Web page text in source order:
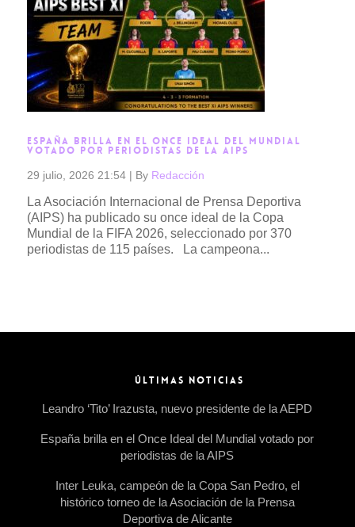
ESPAÑA BRILLA EN EL ONCE IDEAL DEL MUNDIAL
VOTADO POR PERIODISTAS DE LA AIPS
29 julio, 2026 21:54 | By Redacción
La Asociación Internacional de Prensa Deportiva
(AIPS) ha publicado su once ideal de la Copa
Mundial de la FIFA 2026, seleccionado por 370
periodistas de 115 países. La campeona...
ÚLTIMAS NOTICIAS
Leandro ‘Tito’ Irazusta, nuevo presidente de la AEPD
España brilla en el Once Ideal del Mundial votado por
periodistas de la AIPS
Inter Leuka, campeón de la Copa San Pedro, el
histórico torneo de la Asociación de la Prensa
Deportiva de Alicante